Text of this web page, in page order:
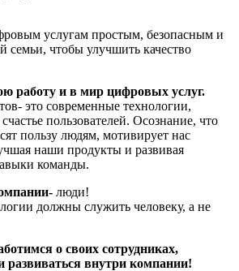
услугам простым, безопасным и
семьи, чтобы улучшить качество
работу и в мир цифровых услуг.
это современные технологии,
пользователей. Осознание, что
пользу людям, мотивирует нас
наши продукты и развивая
команды.
люди!
должны служить человеку, а не
о своих сотрудниках,
развиваться внутри компании!